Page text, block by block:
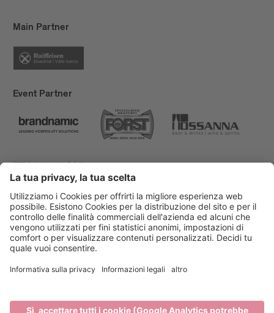
Main Partner
Event Partner
Bressanone Turismo
Privacy
Note legali
Finanziamenti
Mappa del sito
Cookie-Einstellungen